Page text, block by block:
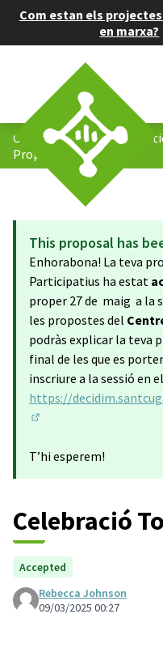
Com estan els
en marxa?
Centre: Pressupostos
Propostes
This proposal has
Enhorabona! La teva
Participatius ha estat
proper 27 de maig a la
les propostes del
podràs explicar la teva
final de les que es
inscriure a la sessió en
https://
T’hi esperem!
Celebració
Accepted
Rebecca Johnson
09/03/2025 00:27